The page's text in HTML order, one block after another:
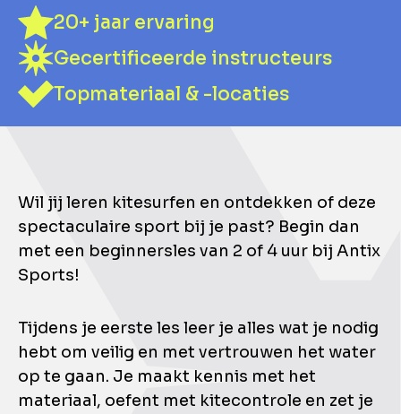
20+ jaar ervaring
Gecertificeerde instructeurs
Topmateriaal & -locaties
Wil jij leren kitesurfen en ontdekken of deze
spectaculaire sport bij je past? Begin dan
met een beginnersles van 2 of 4 uur bij Antix
Sports!
Tijdens je eerste les leer je alles wat je nodig
hebt om veilig en met vertrouwen het water
op te gaan. Je maakt kennis met het
materiaal, oefent met kitecontrole en zet je